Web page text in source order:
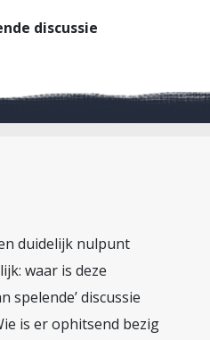
discussie
duidelijk nulpunt
waar is deze
spelende’ discussie
is er ophitsend bezig